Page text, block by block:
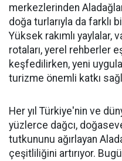
merkezlerinden
doğa turlarıyla da farklı
Yüksek rakımlı yaylalar,
rotaları, yerel rehberler
keşfedilirken, yeni
turizme önemli katkı
Her yıl Türkiye'nin ve
yüzlerce dağcı,
tutkununu ağırlayan
çeşitliliğini artırıyor.